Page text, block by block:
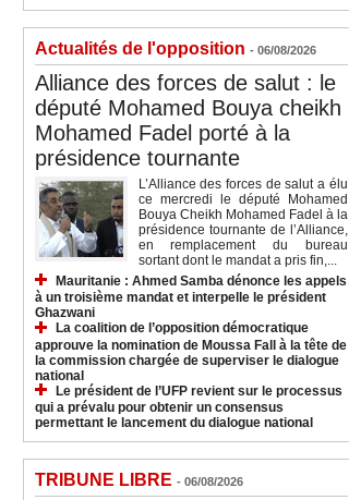
Actualités de l'opposition - 06/08/2026
Alliance des forces de salut : le
député Mohamed Bouya cheikh
Mohamed Fadel porté à la
présidence tournante
L’Alliance des forces de salut a élu
ce mercredi le député Mohamed
Bouya Cheikh Mohamed Fadel à la
présidence tournante de l’Alliance,
en remplacement du bureau
sortant dont le mandat a pris fin,...
Mauritanie : Ahmed Samba dénonce les appels
à un troisième mandat et interpelle le président
Ghazwani
La coalition de l’opposition démocratique
approuve la nomination de Moussa Fall à la tête de
la commission chargée de superviser le dialogue
national
Le président de l’UFP revient sur le processus
qui a prévalu pour obtenir un consensus
permettant le lancement du dialogue national
TRIBUNE LIBRE - 06/08/2026